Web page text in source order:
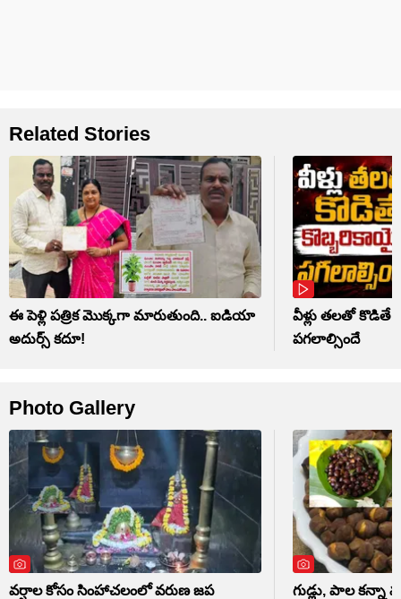
Related Stories
ఈ పెళ్లి పత్రిక మొక్కగా మారుతుంది.. ఐడియా
అదుర్స్ కదూ!
వీళ్లు తలతో
పగలాల్సిందే
Photo Gallery
వర్షాల కోసం సింహాచలంలో వరుణ జప
గుడ్లు, పాల కన్నా